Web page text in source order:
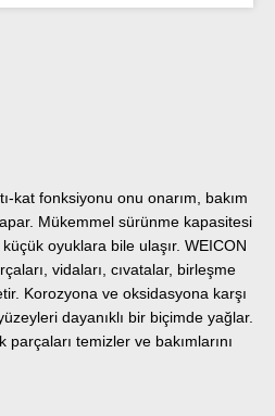
kat fonksiyonu onu onarım, bakım
Mükemmel sürünme kapasitesi
oyuklara bile ulaşır. WEICON
vidaları, cıvatalar, birleşme
Korozyona ve oksidasyona karşı
dayanıklı bir biçimde yağlar.
temizler ve bakımlarını